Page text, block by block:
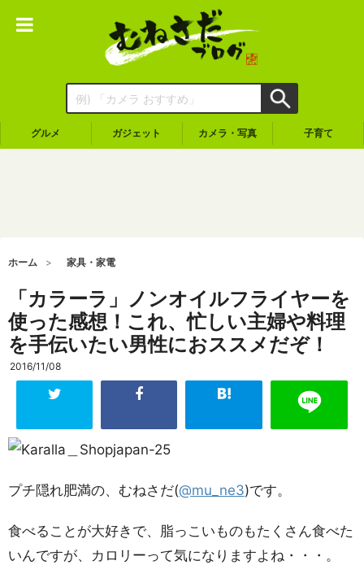
グルメ ガジェット カメラ・写真 子育て
ホーム 家具・家電
「カラーラ」ノンオイルフライヤーを
使った感想！これ、忙しい主婦や料理
を手伝いたい男性におススメだぞ！
2016/11/08
プチ隠れ肥満の、むねさだ(@mu_ne3)です。
食べることが大好きで、脂っこいものもたくさん食べた
いんですが、カロリーって気になりますよね・・・。